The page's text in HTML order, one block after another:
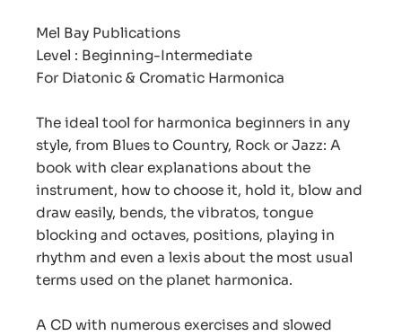
Mel Bay Publications
Level : Beginning-Intermediate
For Diatonic & Cromatic Harmonica
The ideal tool for harmonica beginners in any
style, from Blues to Country, Rock or Jazz: A
book with clear explanations about the
instrument, how to choose it, hold it, blow and
draw easily, bends, the vibratos, tongue
blocking and octaves, positions, playing in
rhythm and even a lexis about the most usual
terms used on the planet harmonica.
A CD with numerous exercises and slowed